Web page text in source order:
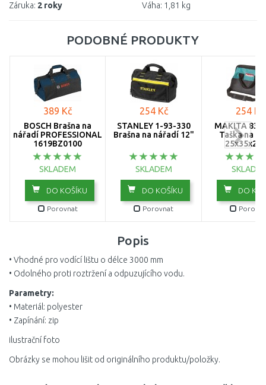
Záruka: 2 roky
Váha: 1,81 kg
PODOBNÉ PRODUKTY
389 Kč
BOSCH Brašna na
nářadí PROFESSIONAL
1619BZ0100
SKLADEM
DO KOŠÍKU
Porovnat
254 Kč
STANLEY 1-93-330
Brašna na nářadí 12"
SKLADEM
DO KOŠÍKU
Porovnat
254 Kč
MAKITA
Taška na
25x35x20
DO
Popis
• Vhodné pro vodící lištu o délce 3000 mm
• Odolného proti roztržení a odpuzujícího vodu.
Parametry:
• Materiál: polyester
• Zapínání: zip
ilustrační foto
Obrázky se mohou lišit od originálního produktu/položky.